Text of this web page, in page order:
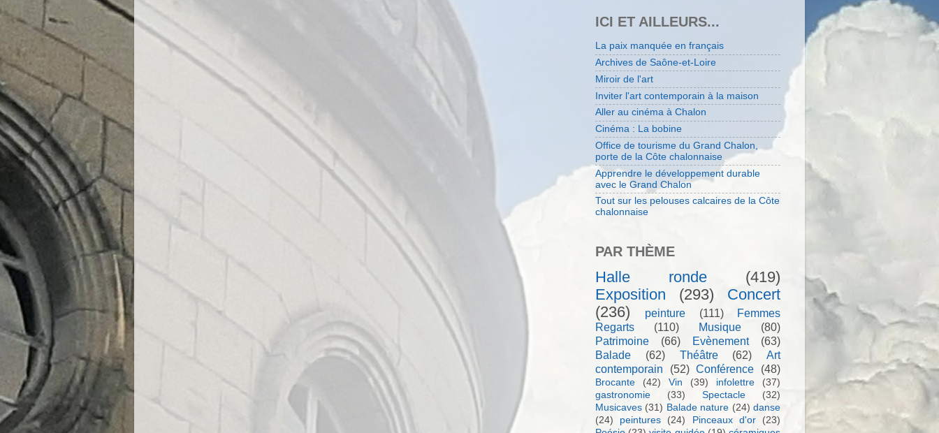
ICI ET AILLEURS...
La paix manquée en français
Archives de Saône-et-Loire
Miroir de l'art
Inviter l'art contemporain à la maison
Aller au cinéma à Chalon
Cinéma : La bobine
Office de tourisme du Grand Chalon,
porte de la Côte chalonnaise
Apprendre le développement durable
avec le Grand Chalon
Tout sur les pelouses calcaires de la Côte
chalonnaise
PAR THÈME
Halle ronde
(419)
Exposition
(293)
Concert
(236)
peinture (111)
Femmes
Regarts
(110) Musique
(80)
Patrimoine
(66) Evènement
(63)
Balade
(62) Théâtre (62)
Art
contemporain
(52) Conférence (48)
Brocante (42) Vin (39) infolettre
(37)
gastronomie
(33) Spectacle
(32)
Musicaves (31) Balade nature (24) danse
(24)
peintures (24) Pinceaux d'or
(23)